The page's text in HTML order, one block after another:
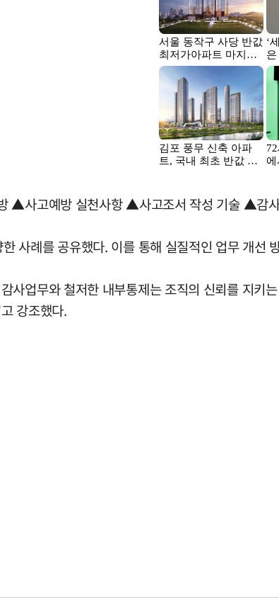
▲사고예방 실천사항 ▲사고조서 작성 기술 ▲감
사례를 공유했다. 이를 통해 실질적인 업무 개선
사업무와 철저한 내부통제는 조직의 신뢰를 지
강조했다.